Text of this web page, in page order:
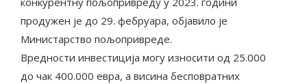
продужен је до 29. фебруара, објавило је
Министарство пољопривреде.
Вредности инвестиција могу износити од 25.000
до чак 400.000 евра, а висина бесповратних